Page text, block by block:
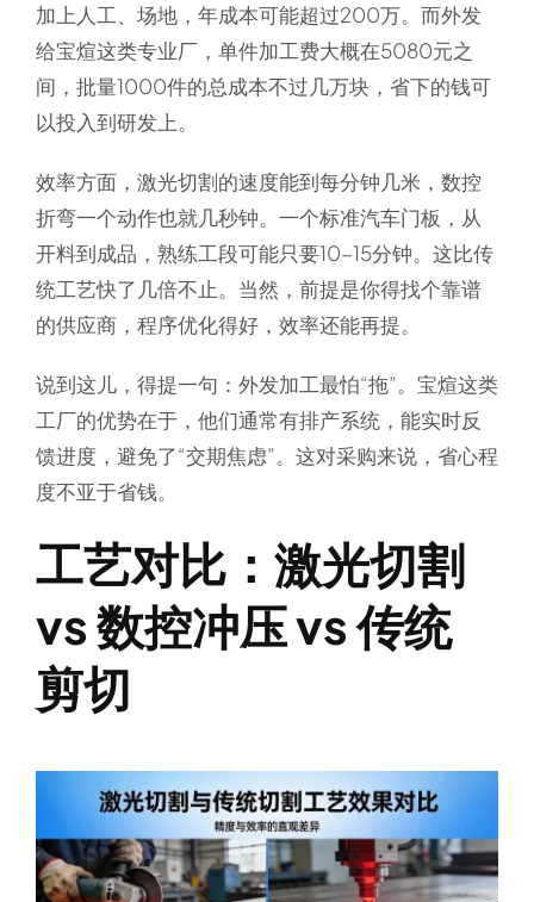
加上人工、场地，年成本可能超过200万。而外发
给宝煊这类专业厂，单件加工费大概在5080元之
间，批量1000件的总成本不过几万块，省下的钱可
以投入到研发上。
效率方面，激光切割的速度能到每分钟几米，数控
折弯一个动作也就几秒钟。一个标准汽车门板，从
开料到成品，熟练工段可能只要10-15分钟。这比传
统工艺快了几倍不止。当然，前提是你得找个靠谱
的供应商，程序优化得好，效率还能再提。
说到这儿，得提一句：外发加工最怕“拖”。宝煊这类
工厂的优势在于，他们通常有排产系统，能实时反
馈进度，避免了“交期焦虑”。这对采购来说，省心程
度不亚于省钱。
工艺对比：激光切割
vs 数控冲压 vs 传统
剪切